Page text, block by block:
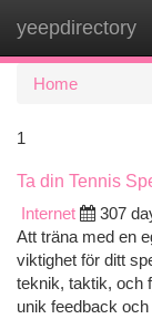
yeepdirectory
Home
1
Ta din Tennis
Internet
307
Att träna med en
viktighet för ditt
teknik, taktik, och
unik feedback och